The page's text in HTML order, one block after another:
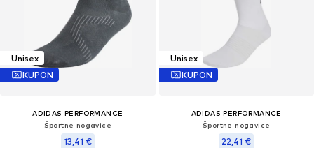
Unisex
KUPON
ADIDAS PERFORMANCE
Športne nogavice
13,41 €
Unisex
KUPON
ADIDAS PERFORMANCE
Športne nogavice
22,41 €